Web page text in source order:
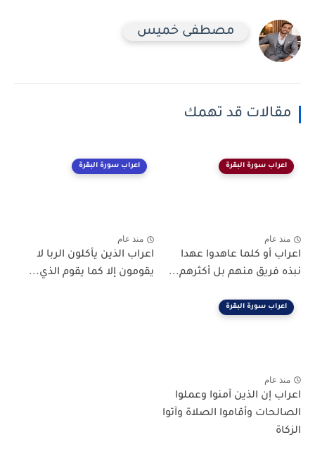
مصطفى خميس
مقالات قد تهمك
اعراب سورة البقرة
منذ عام
اعراب أو كلما عاهدوا عهدا
نبذه فريق منهم بل أكثرهم...
اعراب سورة البقرة
منذ عام
اعراب الذين يأكلون الربا لا
يقومون إلا كما يقوم الذي...
اعراب سورة البقرة
منذ عام
اعراب إن الذين آمنوا وعملوا
الصالحات وأقاموا الصلاة وآتوا
الزكاة